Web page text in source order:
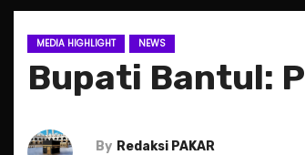
MEDIA HIGHLIGHT NEWS
Bupati Bantul:
By Redaksi PAKAR